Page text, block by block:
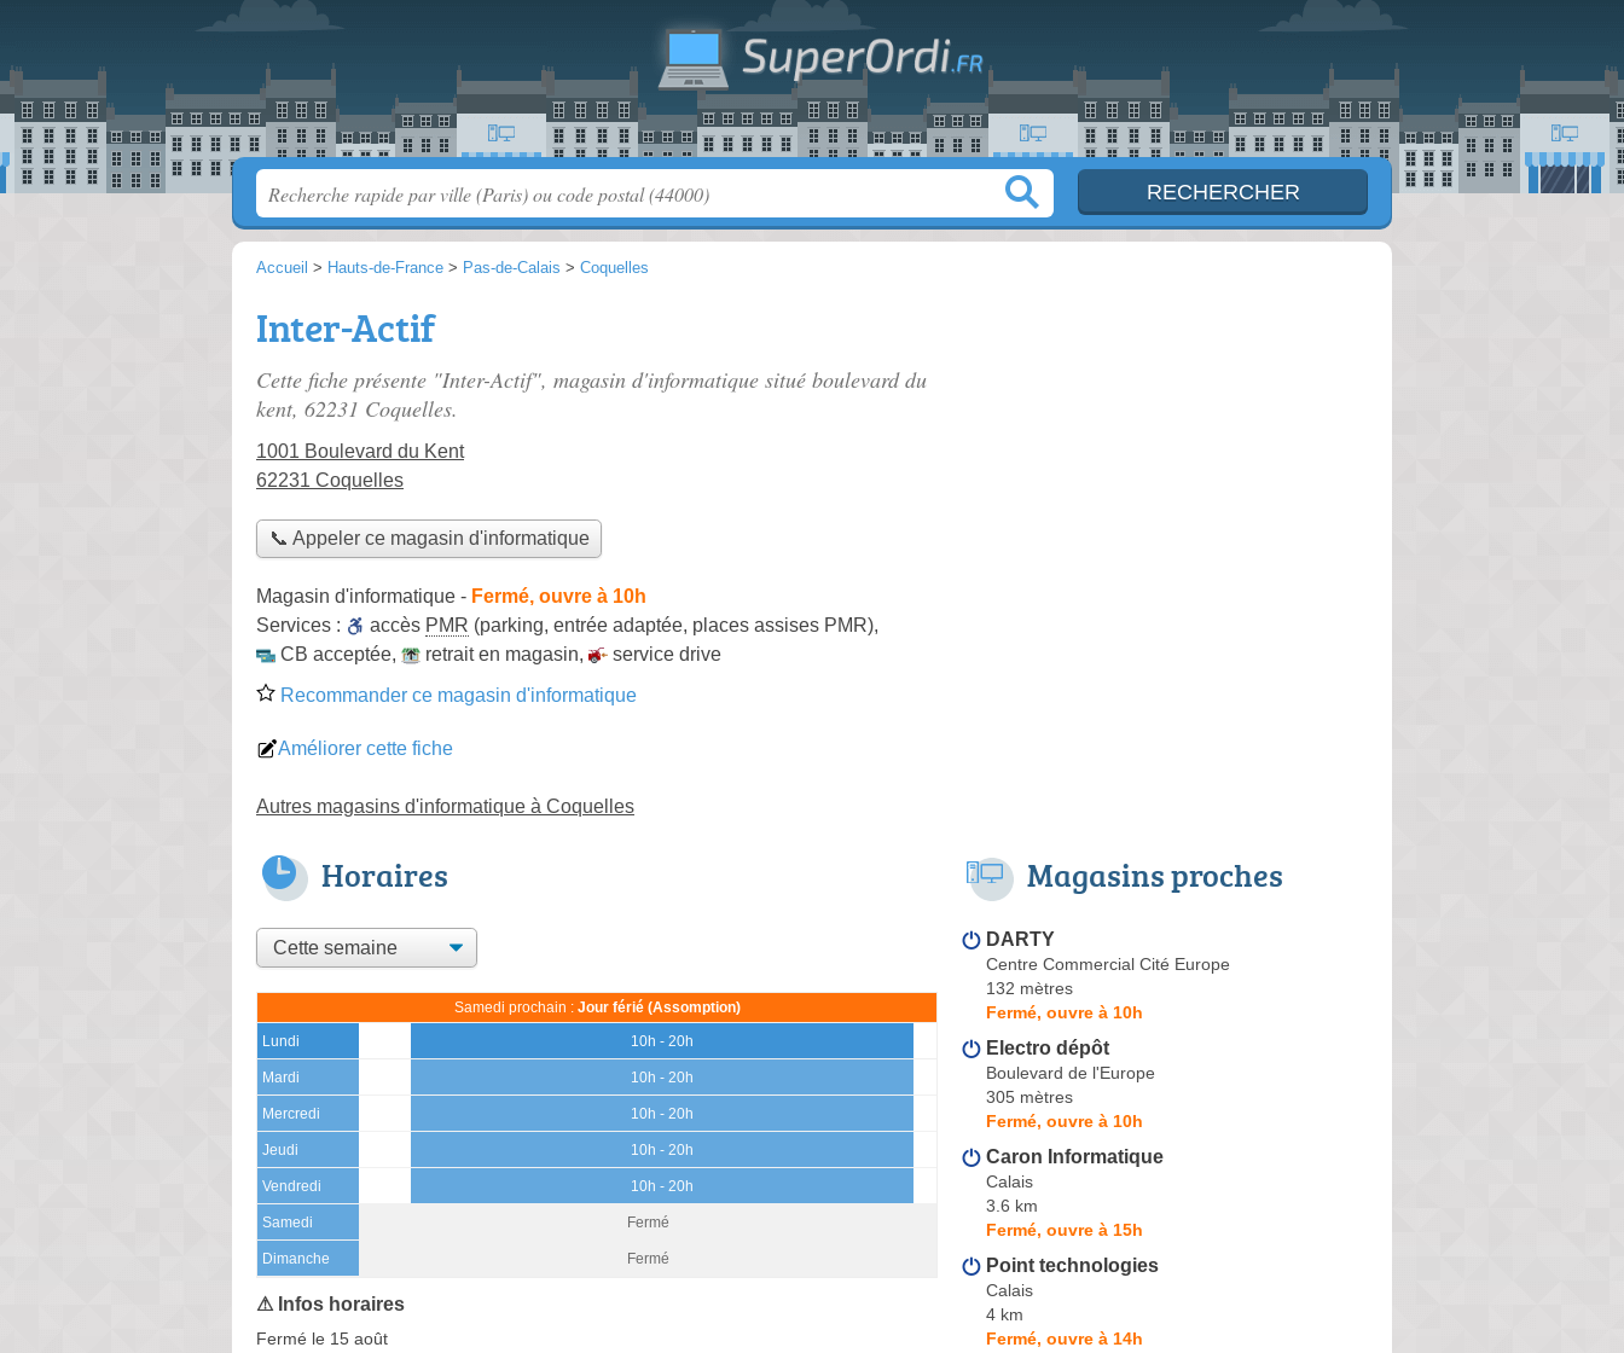
Accueil > Hauts-de-France > Pas-de-Calais > Coquelles
Inter-Actif
Cette fiche présente "Inter-Actif", magasin d'informatique situé boulevard du
kent, 62231 Coquelles.
1001 Boulevard du Kent
62231 Coquelles
📞 Appeler ce magasin d'informatique
Magasin d'informatique - Fermé, ouvre à 10h
Services :
accès PMR (parking, entrée adaptée, places assises PMR),
CB acceptée, retrait en magasin,
service drive
Recommander ce magasin d'informatique
Améliorer cette fiche
Autres magasins d'informatique à Coquelles
Horaires
Samedi prochain : Jour férié (Assomption)
Lundi 10h - 20h
Mardi 10h - 20h
Mercredi 10h - 20h
Jeudi 10h - 20h
Vendredi 10h - 20h
Samedi
(15 août)
Fermé
Dimanche Fermé
Fermé le 15 août
Magasins proches
DARTY
Centre Commercial Cité Europe
132 mètres
Fermé, ouvre à 10h
Electro dépôt
Boulevard de l'Europe
305 mètres
Fermé, ouvre à 10h
Caron Informatique
Calais
3.6 km
Fermé, ouvre à 15h
Point technologies
Calais
4 km
Fermé, ouvre à 14h